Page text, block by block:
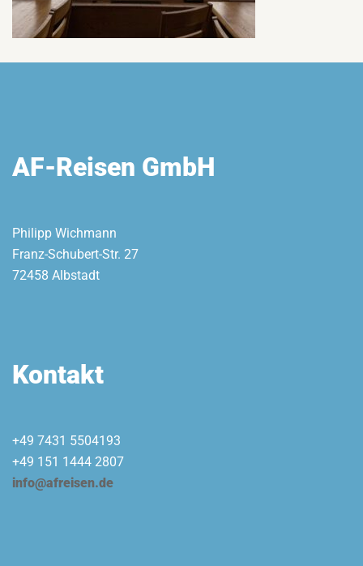
AF-Reisen GmbH
Philipp Wichmann
Franz-Schubert-Str. 27
72458 Albstadt
Kontakt
+49 7431 5504193
+49 151 1444 2807
info@afreisen.de